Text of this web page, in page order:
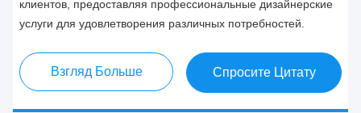
клиентов, предоставляя профессиональные дизайнерские
услуги для удовлетворения различных потребностей.
Взгляд Больше Спросите Цитату